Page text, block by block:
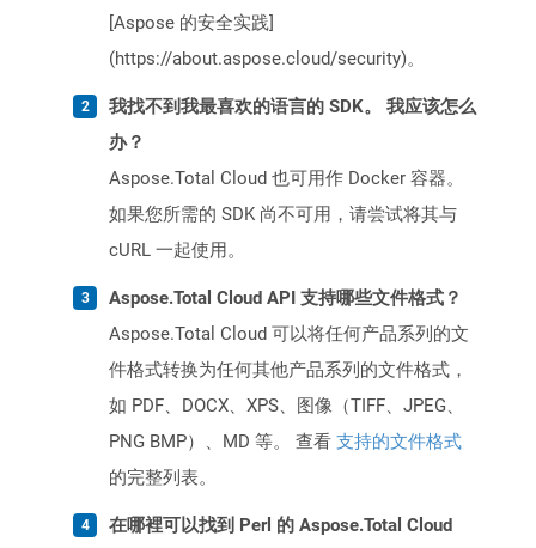
[Aspose 的安全实践]
(https://about.aspose.cloud/security)。
我找不到我最喜欢的语言的 SDK。 我应该怎么
办？
Aspose.Total Cloud 也可用作 Docker 容器。
如果您所需的 SDK 尚不可用，请尝试将其与
cURL 一起使用。
Aspose.Total Cloud API 支持哪些文件格式？
Aspose.Total Cloud 可以将任何产品系列的文
件格式转换为任何其他产品系列的文件格式，
如 PDF、DOCX、XPS、图像（TIFF、JPEG、
PNG BMP）、MD 等。 查看 支持的文件格式
的完整列表。
在哪裡可以找到 Perl 的 Aspose.Total Cloud